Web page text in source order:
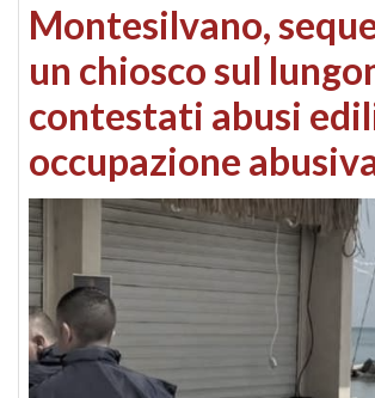
Montesilvano,
un chiosco sul
contestati abusi
occupazione